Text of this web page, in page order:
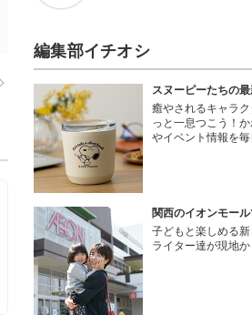
編集部イチオシ
スヌーピーたちの
癒やされるキャラ
っと一息つこう！
やイベント情報を
関西のイオンモール
子どもと楽しめる
ライター達が現地か